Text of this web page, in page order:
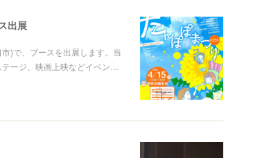
出展
)で、ブースを出展します。当
ージ、映画上映などイベン…